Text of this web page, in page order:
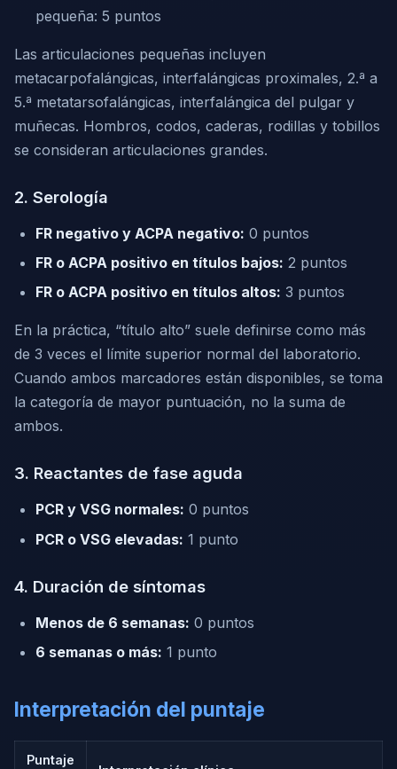
pequeña: 5 puntos
Las articulaciones pequeñas incluyen
metacarpofalángicas, interfalángicas proximales, 2.ª a
5.ª metatarsofalángicas, interfalángica del pulgar y
muñecas. Hombros, codos, caderas, rodillas y tobillos
se consideran articulaciones grandes.
2. Serología
FR negativo y ACPA negativo: 0 puntos
FR o ACPA positivo en títulos bajos: 2 puntos
FR o ACPA positivo en títulos altos: 3 puntos
En la práctica, “título alto” suele definirse como más
de 3 veces el límite superior normal del laboratorio.
Cuando ambos marcadores están disponibles, se toma
la categoría de mayor puntuación, no la suma de
ambos.
3. Reactantes de fase aguda
PCR y VSG normales: 0 puntos
PCR o VSG elevadas: 1 punto
4. Duración de síntomas
Menos de 6 semanas: 0 puntos
6 semanas o más: 1 punto
Interpretación del puntaje
Puntaje